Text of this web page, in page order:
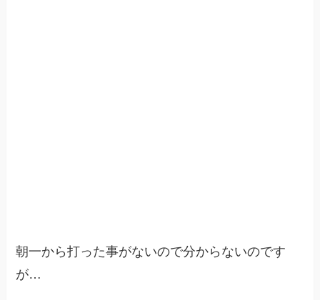
朝一から打った事がないので分からないのです
が…